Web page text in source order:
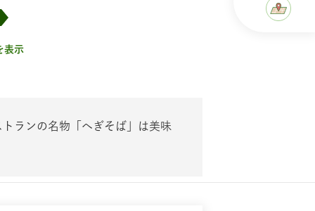
表示
ランの名物「へぎそば」は美味